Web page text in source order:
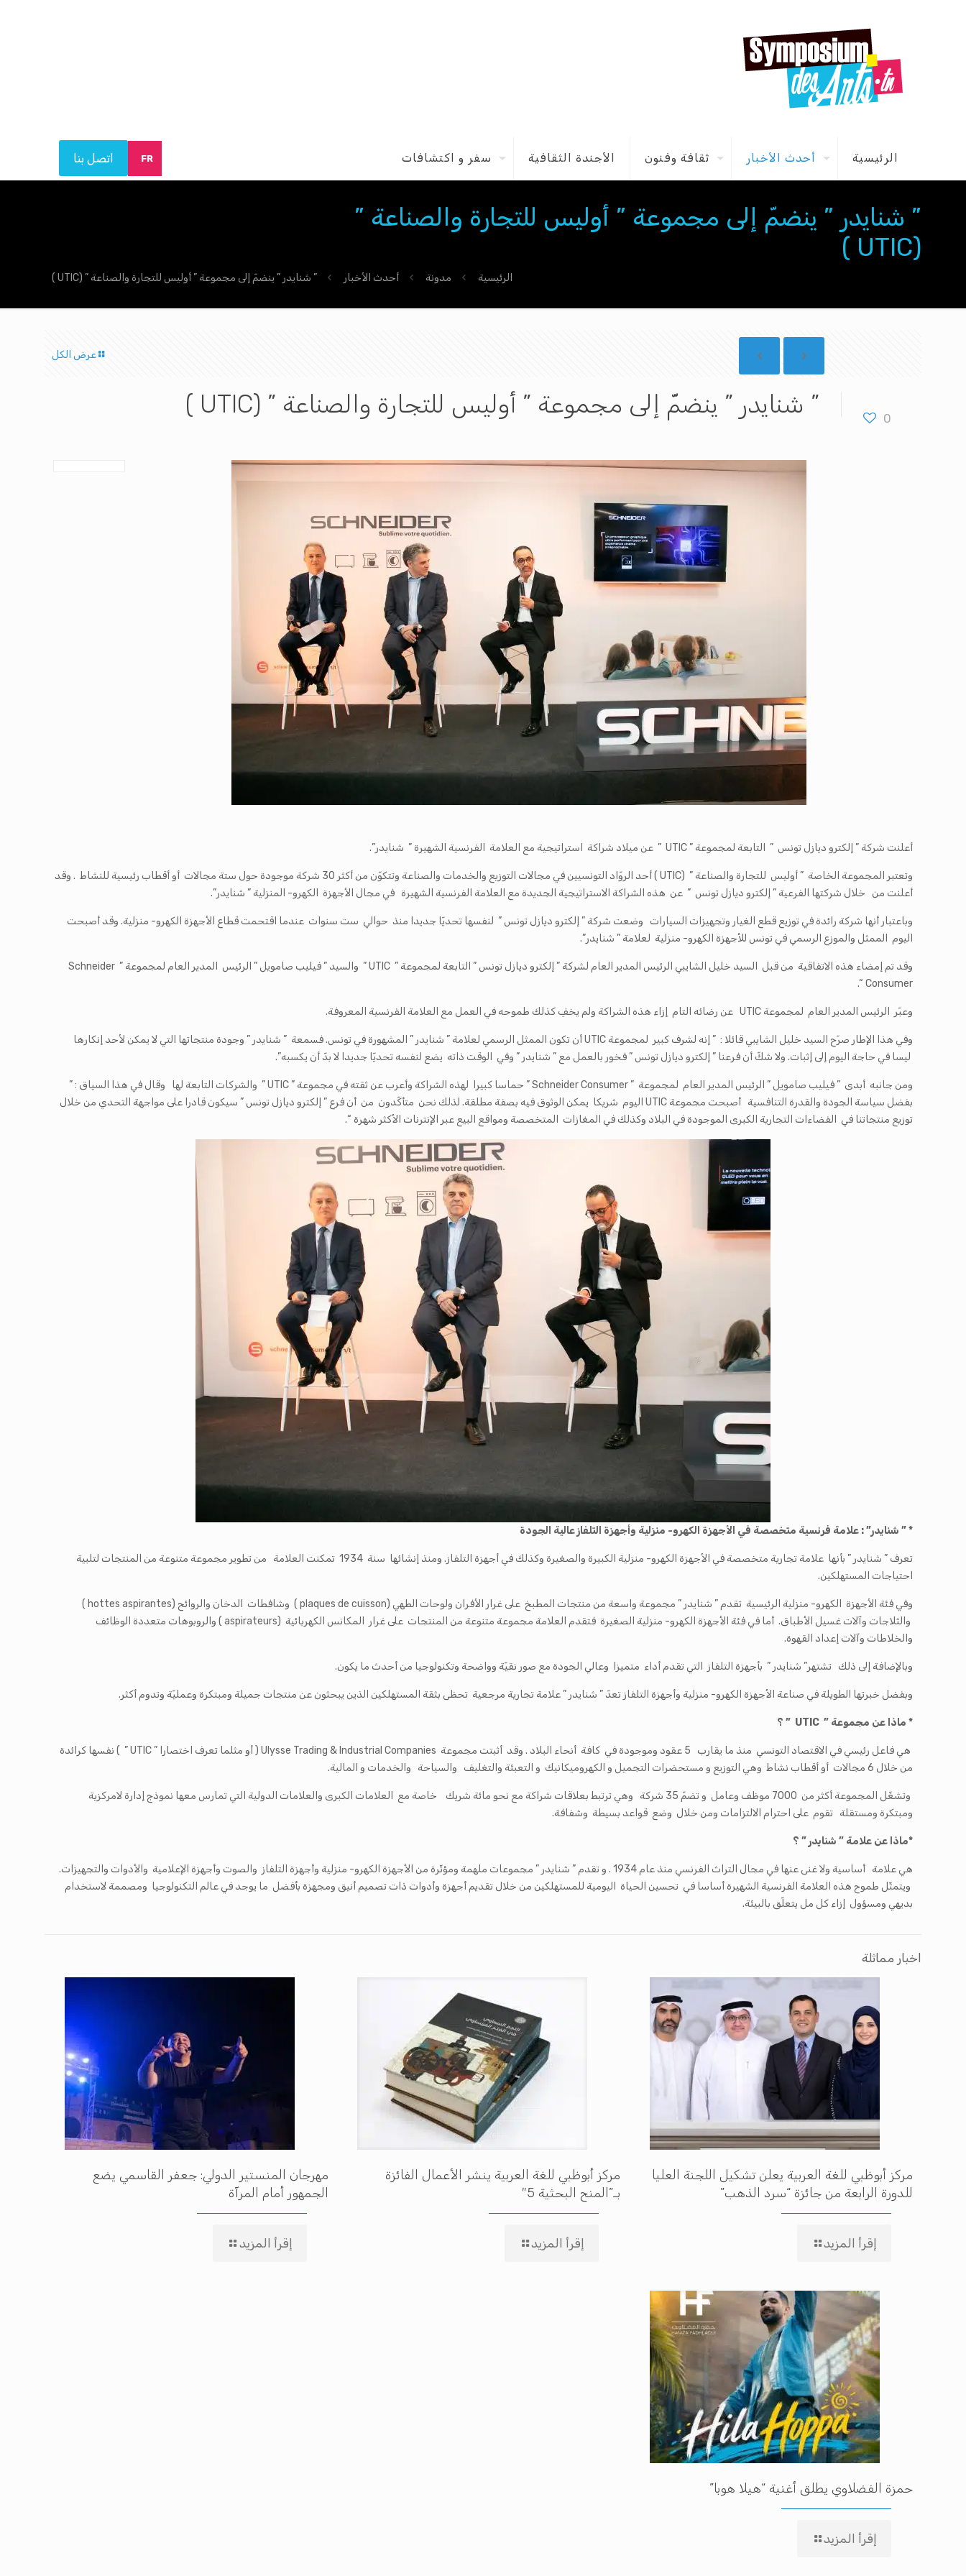
الرئيسية أحدث الأخبار ثقافة وفنون الأجندة الثقافية سفر و اكتشافات FR اتصل بنا
” شنايدر ” ينضمّ إلى مجموعة ” أوليس للتجارة والصناعة ”
(UTIC )
الرئيسية مدونة أحدث الأخبار ” شنايدر ” ينضمّ إلى مجموعة ” أوليس للتجارة والصناعة ” (UTIC )
عرض الكل
0 ” شنايدر ” ينضمّ إلى مجموعة ” أوليس للتجارة والصناعة ” (UTIC )
أعلنت شركة ” إلكترو ديازل تونس ” التابعة لمجموعة ” UTIC ” عن ميلاد شراكة استراتيجية مع العلامة الفرنسية الشهيرة ” شنايدر”.
وتعتبر المجموعة الخاصة ” أوليس للتجارة والصناعة ” (UTIC ) أحد الروّاد التونسيين في مجالات التوزيع والخدمات والصناعة وتتكوّن من أكثر 30 شركة موجودة حول ستة مجالات أو أقطاب رئيسية للنشاط . وقد
أعلنت من خلال شركتها الفرعية ” إلكترو ديازل تونس ” عن هذه الشراكة الاستراتيجية الجديدة مع العلامة الفرنسية الشهيرة في مجال الأجهزة الكهرو- المنزلية ” شنايدر”.
وباعتبار أنها شركة رائدة في توزيع قطع الغيار وتجهيزات السيارات وضعت شركة ” إلكترو ديازل تونس ” لنفسها تحديّا جديدا منذ حوالي ست سنوات عندما اقتحمت قطاع الأجهزة الكهرو- منزلية. وقد أصبحت
اليوم الممثل والموزع الرسمي في تونس للأجهزة الكهرو- منزلية لعلامة ” شنايدر”.
وقد تم إمضاء هذه الاتفاقية من قبل السيد خليل الشايبي الرئيس المدير العام لشركة ” إلكترو ديازل تونس ” التابعة لمجموعة ” UTIC ” والسيد ” فيليب صامويل ” الرئيس المدير العام لمجموعة ” Schneider
Consumer “.
وعبّر الرئيس المدير العام لمجموعة UTIC عن رضائه التام إزاء هذه الشراكة ولم يخفِ كذلك طموحه في العمل مع العلامة الفرنسية المعروفة.
وفي هذا الإطار صرّح السيد خليل الشايبي قائلا : ” إنه لشرف كبير لمجموعة UTIC أن تكون الممثل الرسمي لعلامة ” شنايدر ” المشهورة في تونس. فسمعة ” شنايدر ” وجودة منتجاتها التي لا يمكن لأحد إنكارها
ليسا في حاجة اليوم إلى إثبات. ولا شكّ أن فرعنا ” إلكترو ديازل تونس ” فخور بالعمل مع ” شنايدر ” وفي الوقت ذاته يضع لنفسه تحديّا جديدا لا بدّ أن يكسبه”.
ومن جانبه أبدى ” فيليب صامويل ” الرئيس المدير العام لمجموعة ” Schneider Consumer ” حماسا كبيرا لهذه الشراكة وأعرب عن ثقته في مجموعة ” UTIC ” والشركات التابعة لها وقال في هذا السياق : ”
بفضل سياسة الجودة والقدرة التنافسية أصبحت مجموعة UTIC اليوم شريكا يمكن الوثوق فيه بصفة مطلقة. لذلك نحن متأكّدون من أن فرع ” إلكترو ديازل تونس ” سيكون قادرا على مواجهة التحدي من خلال
توزيع منتجاتنا في الفضاءات التجارية الكبرى الموجودة في البلاد وكذلك في المغازات المتخصصة ومواقع البيع عبر الإنترنات الأكثر شهرة “.
* ” شنايدر” : علامة فرنسية متخصصة في الأجهزة الكهرو- منزلية وأجهزة التلفاز عالية الجودة
تعرف ” شنايدر ” بأنها علامة تجارية متخصصة في الأجهزة الكهرو- منزلية الكبيرة والصغيرة وكذلك في أجهزة التلفاز. ومنذ إنشائها سنة 1934 تمكنت العلامة من تطوير مجموعة متنوعة من المنتجات لتلبية
احتياجات المستهلكين.
وفي فئة الأجهزة الكهرو- منزلية الرئيسية تقدم ” شنايدر ” مجموعة واسعة من منتجات المطبخ على غرار الأفران ولوحات الطهي (plaques de cuisson ) وشافطات الدخان والروائح (hottes aspirantes )
والثلاجات وآلات غسيل الأطباق. أما في فئة الأجهزة الكهرو- منزلية الصغيرة فتقدم العلامة مجموعة متنوعة من المنتجات على غرار المكانس الكهربائية (aspirateurs ) والروبوهات متعددة الوظائف
والخلاطات وآلات إعداد القهوة.
وبالإضافة إلى ذلك تشتهر” شنايدر ” بأجهزة التلفاز التي تقدم أداء متميزا وعالي الجودة مع صور نقيّة وواضحة وتكنولوجيا من أحدث ما يكون.
وبفضل خبرتها الطويلة في صناعة الأجهزة الكهرو- منزلية وأجهزة التلفاز تعدّ ” شنايدر ” علامة تجارية مرجعية تحظى بثقة المستهلكين الذين يبحثون عن منتجات جميلة ومبتكرة وعمليّة وتدوم أكثر.
* ماذا عن مجموعة ” UTIC ” ؟
هي فاعل رئيسي في الاقتصاد التونسي منذ ما يقارب 5 عقود وموجودة في كافة أنحاء البلاد . وقد أثبتت مجموعة Ulysse Trading & Industrial Companies ( أو مثلما تعرف اختصارا ” UTIC ” ) نفسها كرائدة
من خلال 6 مجالات أو أقطاب نشاط وهي التوزيع و مستحضرات التجميل و الكهروميكانيك و التعبئة والتغليف والسياحة والخدمات و المالية.
وتشغّل المجموعة أكثر من 7000 موظف وعامل و تضمّ 35 شركة وهي ترتبط بعلاقات شراكة مع نحو مائة شريك خاصة مع العلامات الكبرى والعلامات الدولية التي تمارس معها نموذج إدارة لامركزية
ومبتكرة ومستقلة تقوم على احترام الالتزامات ومن خلال وضع قواعد بسيطة وشفافة.
*ماذا عن علامة ” شنايدر ” ؟
هي علامة أساسية ولا غنى عنها في مجال التراث الفرنسي منذ عام 1934 . و تقدم ” شنايدر ” مجموعات ملهمة ومؤثّرة من الأجهزة الكهرو- منزلية وأجهزة التلفاز والصوت وأجهزة الإعلامية والأدوات والتجهيزات.
ويتمثّل طموح هذه العلامة الفرنسية الشهيرة أساسا في تحسين الحياة اليومية للمستهلكين من خلال تقديم أجهزة وأدوات ذات تصميم أنيق ومجهزة بأفضل ما يوجد في عالم التكنولوجيا ومصممة لاستخدام
بديهي ومسؤول إزاء كل مل يتعلّق بالبيئة.
اخبار مماثلة
مركز أبوظبي للغة العربية يعلن تشكيل اللجنة العليا
للدورة الرابعة من جائزة “سرد الذهب”
إقرأ المزيد
مركز أبوظبي للغة العربية ينشر الأعمال الفائزة
بـ”المنح البحثية 5″
إقرأ المزيد
مهرجان المنستير الدولي: جعفر القاسمي يضع
الجمهور أمام المرآة
إقرأ المزيد
حمزة الفضلاوي يطلق أغنية “هيلا هوبا”
إقرأ المزيد